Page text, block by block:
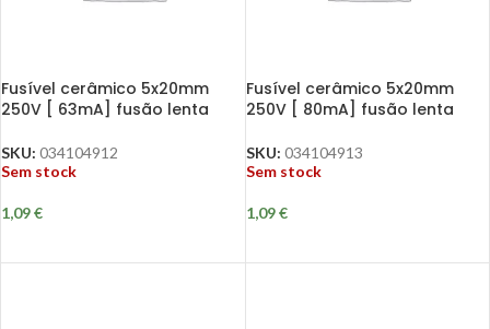
Fusível cerâmico 5x20mm
250V [ 63mA] fusão lenta
SKU: 034104912
Sem stock
1,09€
Fusível cerâmico 5x20mm
250V [ 80mA] fusão lenta
SKU: 034104913
Sem stock
1,09€